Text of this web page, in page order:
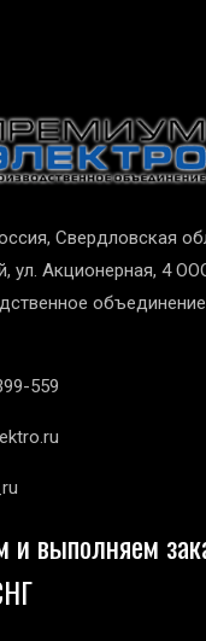
Свердловская
ул. Акционерная, 4
559
и выполняем